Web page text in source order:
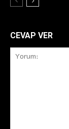
CEVAP VER